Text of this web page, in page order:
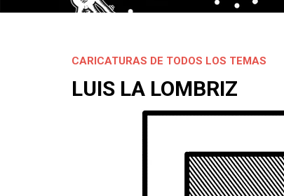
CARICATURAS DE TODOS LOS TEMAS
LUIS LA LOMBRIZ